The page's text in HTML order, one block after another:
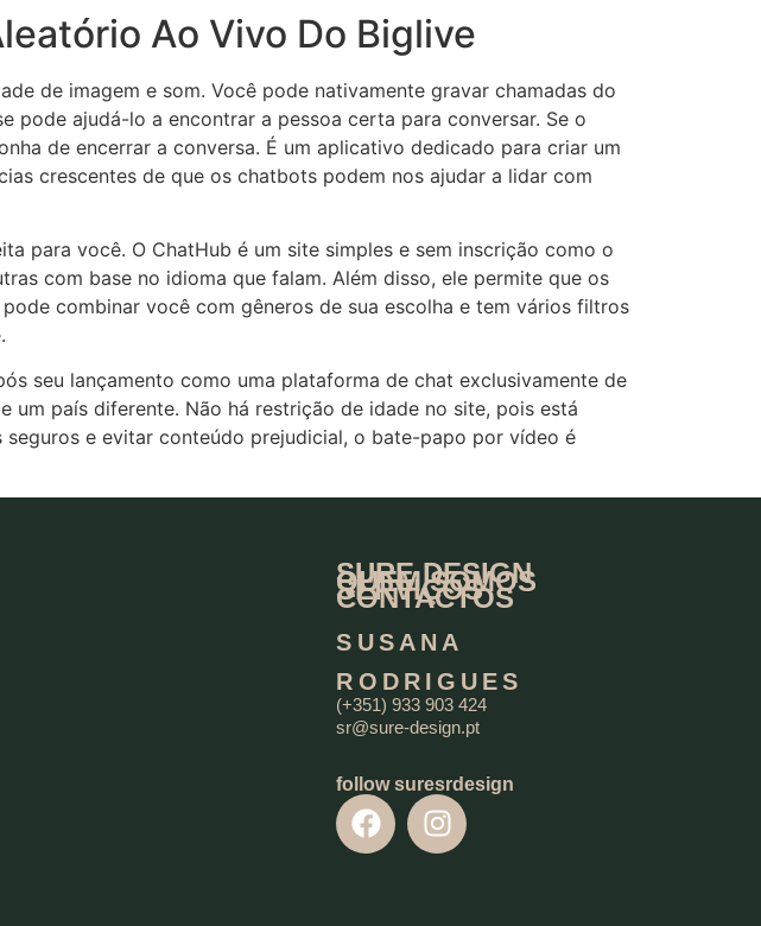
Ao Vivo Do Biglive
de imagem e som. Você pode nativamente gravar chamadas do
pode ajudá-lo a encontrar a pessoa certa para conversar. Se o
de encerrar a conversa. É um aplicativo dedicado para criar um
crescentes de que os chatbots podem nos ajudar a lidar com
para você. O ChatHub é um site simples e sem inscrição como o
com base no idioma que falam. Além disso, ele permite que os
combinar você com gêneros de sua escolha e tem vários filtros
seu lançamento como uma plataforma de chat exclusivamente de
país diferente. Não há restrição de idade no site, pois está
seguros e evitar conteúdo prejudicial, o bate-papo por vídeo é
SURE DESIGN
QUEM SOMOS
SERVIÇOS
CONTACTOS
SUSANA
RODRIGUES
(+351) 933 903 424
sr@sure-design.pt
follow suresrdesign